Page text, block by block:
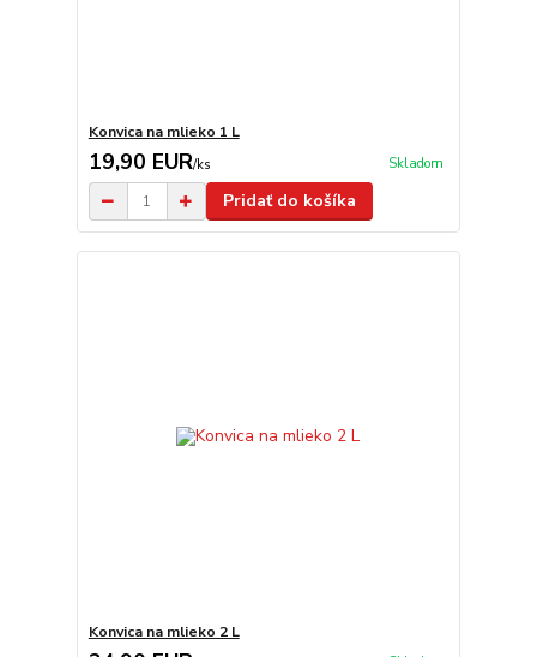
Konvica na mlieko 1 L
19,90 EUR/ks Skladom
Pridať do košíka
Konvica na mlieko 2 L